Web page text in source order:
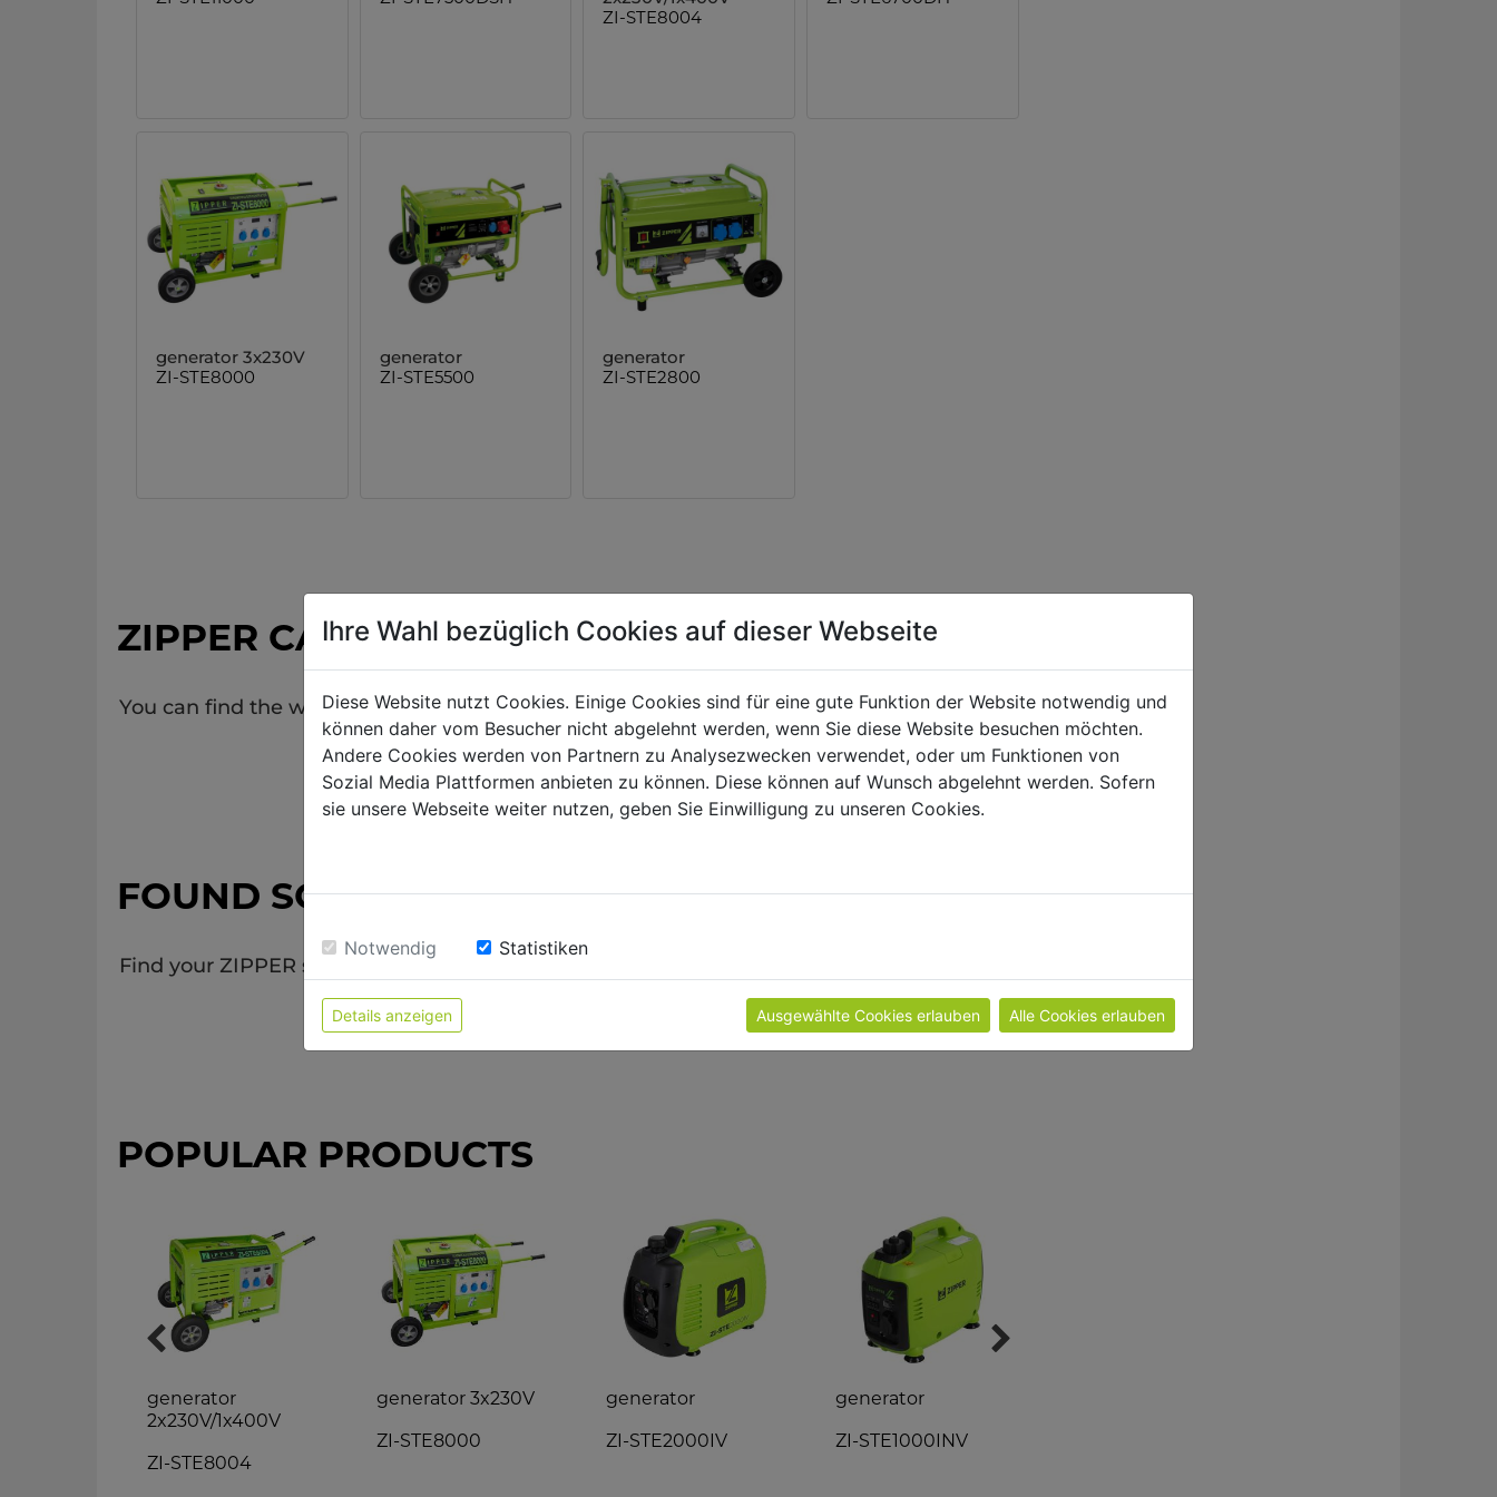
ZI-STE8004
generator 3x230V
ZI-STE8000
generator
ZI-STE5500
generator
ZI-STE2800
ZIPPER CATALOGUE
You can find the whole range of our products in the catalogue.
ORDER CATALOGUE
FOUND SOMETHING?
Find your ZIPPER stockists in your area.
STORE LOCATOR
POPULAR PRODUCTS
generator
2x230V/1x400V
ZI-STE8004
generator 3x230V
ZI-STE8000
generator
ZI-STE2000IV
generator
ZI-STE1000INV
Ihre Wahl bezüglich Cookies auf dieser Webseite
Diese Website nutzt Cookies. Einige Cookies sind für eine gute Funktion der Website notwendig und
können daher vom Besucher nicht abgelehnt werden, wenn Sie diese Website besuchen möchten.
Andere Cookies werden von Partnern zu Analysezwecken verwendet, oder um Funktionen von
Sozial Media Plattformen anbieten zu können. Diese können auf Wunsch abgelehnt werden. Sofern
sie unsere Webseite weiter nutzen, geben Sie Einwilligung zu unseren Cookies.
Notwendig Statistiken
Details anzeigen Ausgewählte Cookies erlauben Alle Cookies erlauben